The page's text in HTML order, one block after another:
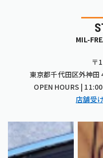
MIL-
〒
東京都千代田区外神田
OPEN HOURS |
店舗受